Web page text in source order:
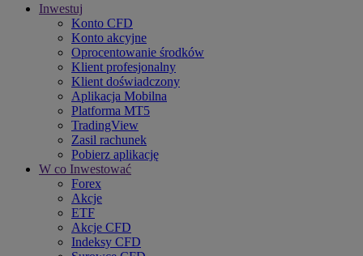
Inwestuj
Konto CFD
Konto akcyjne
Oprocentowanie środków
Klient profesjonalny
Klient doświadczony
Aplikacja Mobilna
Platforma MT5
TradingView
Zasil rachunek
Pobierz aplikację
W co Inwestować
Forex
Akcje
ETF
Akcje CFD
Indeksy CFD